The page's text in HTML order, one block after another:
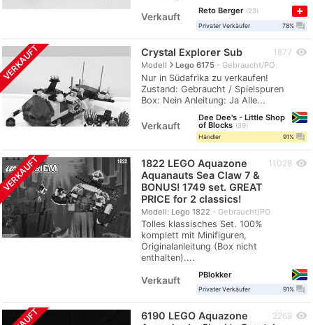
Verkauft
Reto Berger
23
Privater Verkäufer
78% question_answer
VERKAUFT Crystal Explorer Sub
Modellnavigate_nextLego 6175 Gebraucht/PO
Nur in Südafrika zu verkaufen!
Zustand: Gebraucht / Spielspuren
Box: Nein Anleitung: Ja Alle...
1877 visibility
Verkauft
Dee Dee's - Little Shop
of Blocks
39
Händler
91% question_answer
VERKAUFT
1822 LEGO Aquazone
Aquanauts Sea Claw 7 &
BONUS! 1749 set. GREAT
PRICE for 2 classics!
Modell: Lego 1822 Gebraucht/PO
Tolles klassisches Set. 100%
komplett mit Minifiguren,
Originalanleitung (Box nicht
enthalten)....
11028 visibility
Verkauft
PBlokker
Privater Verkäufer 91% question_answer
6190 LEGO Aquazone
2269 visibility